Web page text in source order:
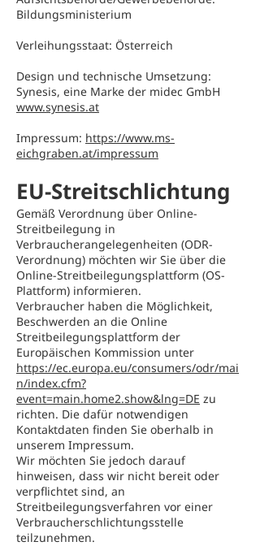
Bildungsministerium
Verleihungsstaat: Österreich
Design und technische Umsetzung:
Synesis, eine Marke der midec GmbH
www.synesis.at
Impressum: https://www.ms-
eichgraben.at/impressum
EU-Streitschlichtung
Gemäß Verordnung über Online-
Streitbeilegung in
Verbraucherangelegenheiten (ODR-
Verordnung) möchten wir Sie über die
Online-Streitbeilegungsplattform (OS-
Plattform) informieren.
Verbraucher haben die Möglichkeit,
Beschwerden an die Online
Streitbeilegungsplattform der
Europäischen Kommission unter
https://ec.europa.eu/consumers/odr/mai
n/index.cfm?
event=main.home2.show&lng=DE zu
richten. Die dafür notwendigen
Kontaktdaten finden Sie oberhalb in
unserem Impressum.
Wir möchten Sie jedoch darauf
hinweisen, dass wir nicht bereit oder
verpflichtet sind, an
Streitbeilegungsverfahren vor einer
Verbraucherschlichtungsstelle
teilzunehmen.